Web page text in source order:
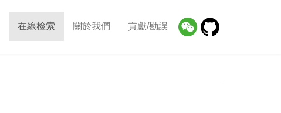
在線检索 關於我們 貢獻/勘誤